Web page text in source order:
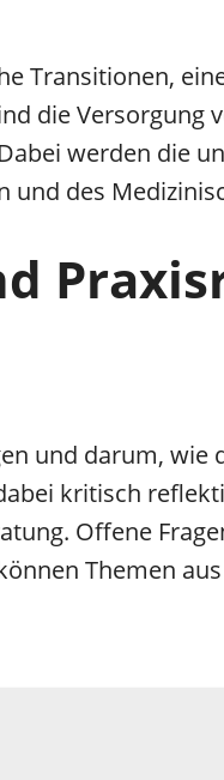
Transitionen,
die Versorgung
werden die
und des
und darum, wie
kritisch
Offene
Themen